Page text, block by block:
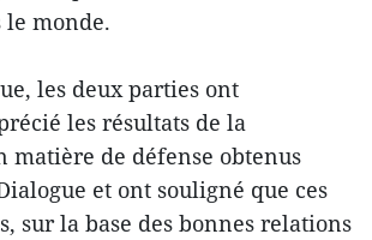
le monde.
les deux parties ont
les résultats de la
matière de défense obtenus
et ont souligné que ces
sur la base des bonnes relations